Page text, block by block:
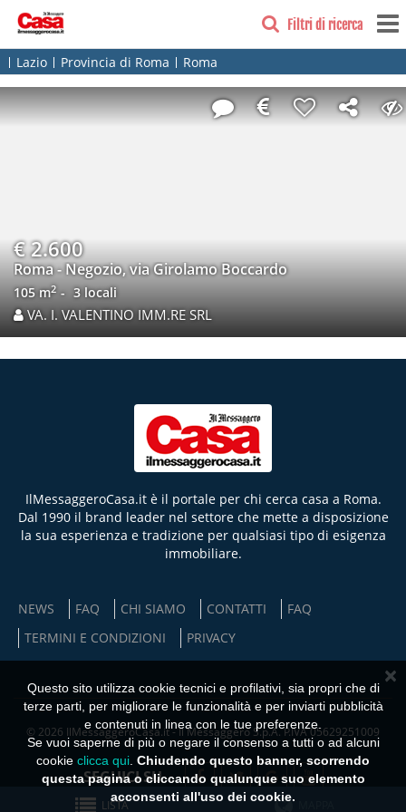
Filtri di ricerca
Lazio Provincia di Roma Roma
LISTA
€ 2.600
Roma - Negozio, via Girolamo Boccardo
105 m2 3 locali
VA. I. VALENTINO IMM.RE SRL
IlMessaggeroCasa.it è il portale per chi cerca casa a Roma.
Dal 1990 il brand leader nel settore che mette a disposizione
la sua esperienza e tradizione per qualsiasi tipo di esigenza
immobiliare.
NEWS FAQ CHI SIAMO CONTATTI
FAQ
TERMINI E CONDIZIONI
PRIVACY
© 2026 IlMessaggeroCasa.it - Il Messaggero S.p.A. P.IVA 05629251009
SEGUICI SU
×
Questo sito utilizza cookie tecnici e profilativi, sia propri che di
terze parti, per migliorare le funzionalità e per inviarti pubblicità
e contenuti in linea con le tue preferenze.
Se vuoi saperne di più o negare il consenso a tutti o ad alcuni
cookie clicca qui Chiudendo questo banner, scorrendo
questa pagina o cliccando qualunque suo elemento
acconsenti all'uso dei cookie.